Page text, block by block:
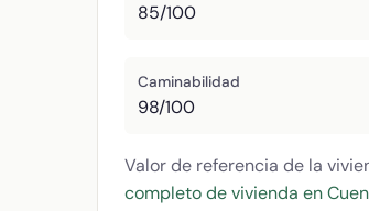
85/100
Caminabilidad
98/100
Valor de referencia de la
completo de vivienda en